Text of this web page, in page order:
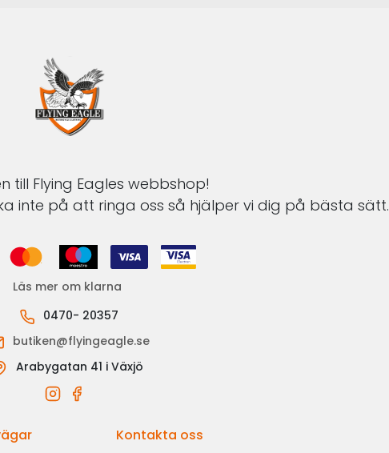
till Flying Eagles webbshop!
inte på att ringa oss så hjälper vi dig på bästa sätt.
Läs mer om klarna
0470- 20357
butiken@flyingeagle.se
Arabygatan 41 i Växjö
Kontakta oss